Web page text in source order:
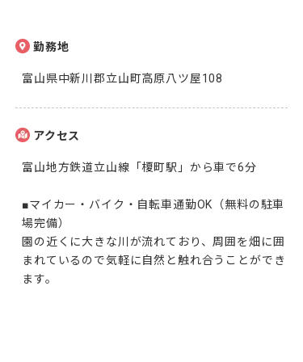
勤務地
富山県中新川郡立山町高原八ツ屋108
アクセス
富山地方鉄道立山線「榎町駅」から車で6分
■マイカー・バイク・自転車通勤OK（無料の駐車
場完備）
園の近くに大きな川が流れており、周囲を畑に囲
まれているので気軽に自然と触れ合うことができ
ます。